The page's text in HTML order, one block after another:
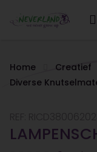
Home Creatief
Diverse